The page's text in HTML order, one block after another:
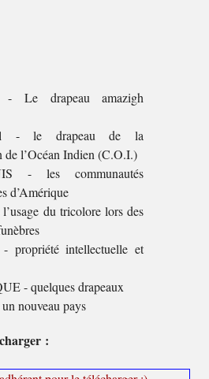
- Le drapeau amazigh
- le drapeau de la
de l’Océan Indien (C.O.I.)
- les communautés
d’Amérique
du tricolore lors des
propriété intellectuelle et
- quelques drapeaux
nouveau pays
: